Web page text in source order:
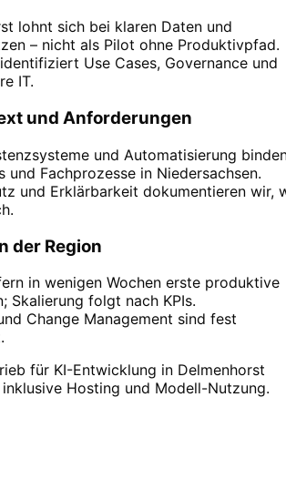
lohnt sich bei klaren Daten und
– nicht als Pilot ohne Produktivpfad.
Use Cases, Governance und
IT.
und Anforderungen
und Automatisierung
und Fachprozesse in Niedersachsen.
und Erklärbarkeit dokumentieren wir,
der Region
in wenigen Wochen erste produktive
Skalierung folgt nach KPIs.
Change Management sind fest
für KI-Entwicklung in Delmenhorst
Hosting und Modell-Nutzung.